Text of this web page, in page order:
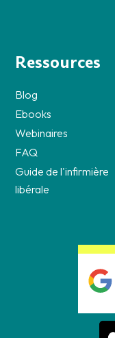
Ressources
Blog
Ebooks
Webinaires
FAQ
Guide de l'infirmière
libérale